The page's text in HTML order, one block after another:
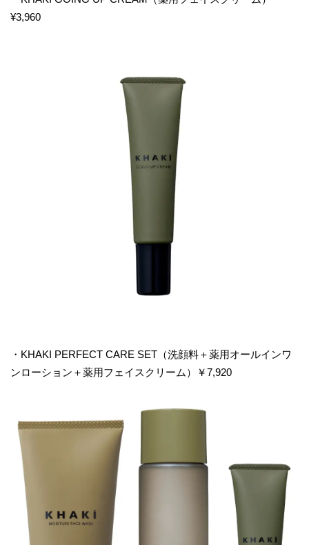
¥3,960
・KHAKI PERFECT CARE SET（洗顔料＋薬用オールインワ
ンローション＋薬用フェイスクリーム）￥7,920